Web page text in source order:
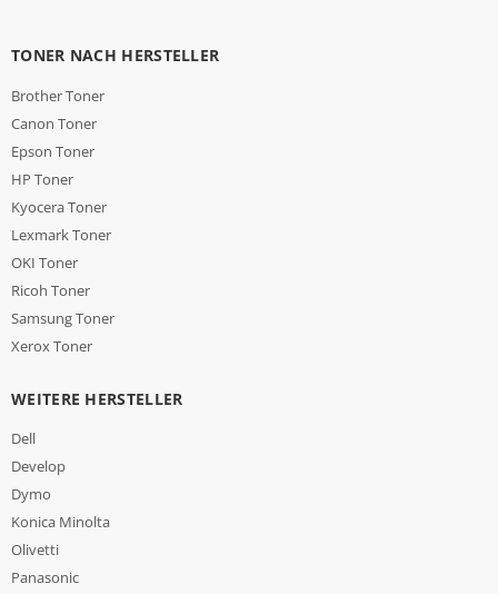
TONER NACH HERSTELLER
Brother Toner
Canon Toner
Epson Toner
HP Toner
Kyocera Toner
Lexmark Toner
OKI Toner
Ricoh Toner
Samsung Toner
Xerox Toner
WEITERE HERSTELLER
Dell
Develop
Dymo
Konica Minolta
Olivetti
Panasonic